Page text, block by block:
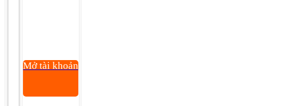
Mở tài khoản